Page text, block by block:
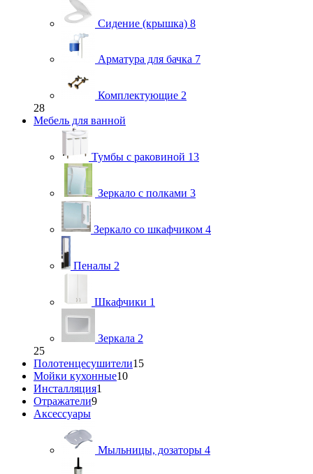
Сидение (крышка) 8
Арматура для бачка 7
Комплектующие 2
28
Мебель для ванной
Тумбы с раковиной 13
Зеркало с полками 3
Зеркало со шкафчиком 4
Пеналы 2
Шкафчики 1
Зеркала 2
25
Полотенцесушители15
Мойки кухонные10
Инсталляция1
Отражатели9
Аксессуары
Мыльницы, дозаторы 4